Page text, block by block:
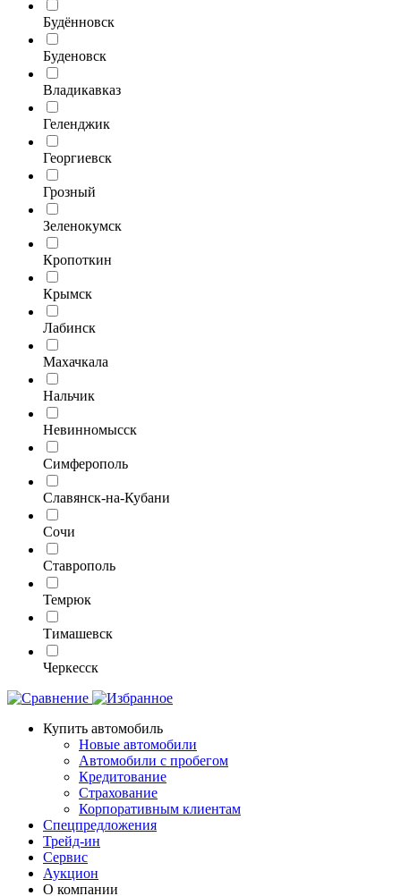
Будённовск
Буденовск
Владикавказ
Геленджик
Георгиевск
Грозный
Зеленокумск
Кропоткин
Крымск
Лабинск
Махачкала
Нальчик
Невинномысск
Симферополь
Славянск-на-Кубани
Сочи
Ставрополь
Темрюк
Тимашевск
Черкесск
Купить автомобиль
Новые автомобили
Автомобили с пробегом
Кредитование
Страхование
Корпоративным клиентам
Спецпредложения
Трейд-ин
Сервис
Аукцион
О компании